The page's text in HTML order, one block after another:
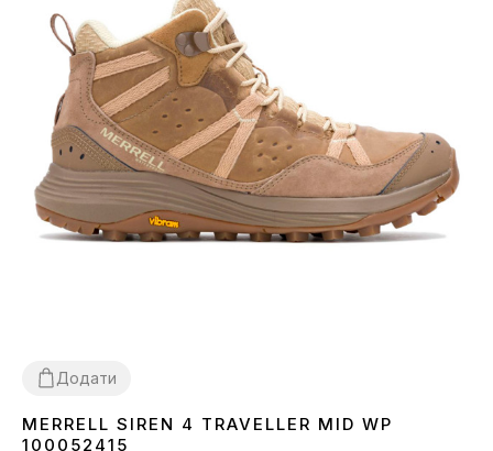
Додати
36
MERRELL SIREN 4 TRAVELLER MID WP
100052415